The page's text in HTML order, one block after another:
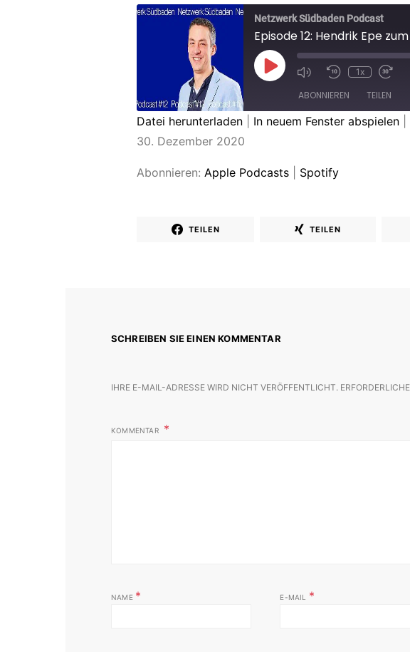
Netzwerk Südbaden Podcast
1x
ABONNIEREN TEILEN
Apple Podcasts
RSS FEED
TEILEN
LINK
Datei herunterladen In neuem Fenster abspielen
30. Dezember 2020
Abonnieren: Apple Podcasts Spotify
TEILEN TEILEN
SCHREIBEN SIE EINEN KOMMENTAR
IHRE E-MAIL-ADRESSE WIRD NICHT VERÖFFENTLICHT.
KOMMENTAR
NAME * E-MAIL *